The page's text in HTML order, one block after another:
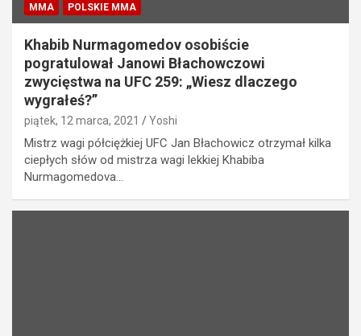
MMA POLSKIE MMA
Khabib Nurmagomedov osobiście
pogratulował Janowi Błachowczowi
zwycięstwa na UFC 259: „Wiesz dlaczego
wygrałeś?”
piątek, 12 marca, 2021 Yoshi
Mistrz wagi półciężkiej UFC Jan Błachowicz otrzymał kilka
ciepłych słów od mistrza wagi lekkiej Khabiba
Nurmagomedova…